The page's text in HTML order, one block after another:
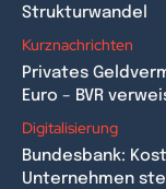
Strukturwandel
Kurznachrichten
Privates
Euro – BVR
Digitalisierung
Bundesbank:
Unternehmen